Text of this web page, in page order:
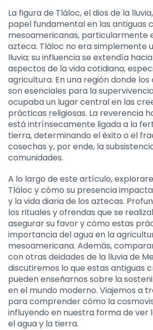
La figura de Tláloc, el dios de la
papel fundamental en las antiguas
mesoamericanas, particularmente
azteca. Tláloc no era simplemente
lluvia; su influencia se extendía
aspectos de la vida cotidiana,
agricultura. En una región donde los
son esenciales para la
ocupaba un lugar central en las
prácticas religiosas. La reverencia
está intrínsecamente ligada a la
tierra, determinando el éxito o el
cosechas y, por ende, la
comunidades.
A lo largo de este artículo,
Tláloc y cómo su presencia
y la vida diaria de los aztecas.
los rituales y ofrendas que se
asegurar su favor y cómo estas
importancia del agua en la
mesoamericana. Además,
con otras deidades de la lluvia de
discutiremos lo que estas antiguas
pueden enseñarnos sobre la
en el mundo moderno. Viajemos a
para comprender cómo la
influyendo en nuestra forma de ver
el agua y la tierra.